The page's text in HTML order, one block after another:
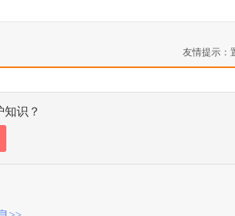
友情提示：
知识？